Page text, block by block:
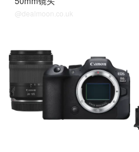
@dealmoon.co.uk